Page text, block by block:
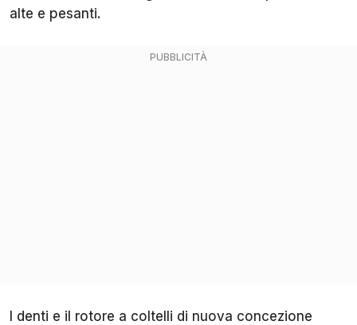
alte e pesanti.
I denti e il rotore a coltelli di nuova concezione